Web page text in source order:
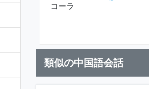
コーラ
類似の中国語会話